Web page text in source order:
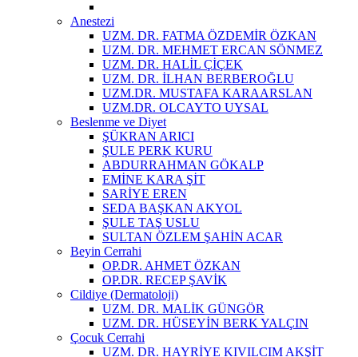
Anestezi
UZM. DR. FATMA ÖZDEMİR ÖZKAN
UZM. DR. MEHMET ERCAN SÖNMEZ
UZM. DR. HALİL ÇİÇEK
UZM. DR. İLHAN BERBEROĞLU
UZM.DR. MUSTAFA KARAARSLAN
UZM.DR. OLCAYTO UYSAL
Beslenme ve Diyet
ŞÜKRAN ARICI
ŞULE PERK KURU
ABDURRAHMAN GÖKALP
EMİNE KARA ŞİT
SARİYE EREN
SEDA BAŞKAN AKYOL
ŞULE TAŞ USLU
SULTAN ÖZLEM ŞAHİN ACAR
Beyin Cerrahi
OP.DR. AHMET ÖZKAN
OP.DR. RECEP ŞAVİK
Cildiye (Dermatoloji)
UZM. DR. MALİK GÜNGÖR
UZM. DR. HÜSEYİN BERK YALÇIN
Çocuk Cerrahi
UZM. DR. HAYRİYE KIVILCIM AKŞİT